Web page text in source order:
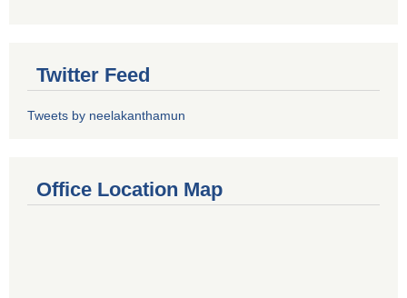
Twitter Feed
Tweets by neelakanthamun
Office Location Map